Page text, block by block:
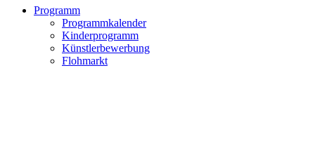
Programm
Programmkalender
Kinderprogramm
Künstlerbewerbung
Flohmarkt